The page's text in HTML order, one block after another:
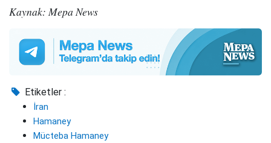
Kaynak: Mepa News
Etiketler :
İran
Hamaney
Mücteba Hamaney